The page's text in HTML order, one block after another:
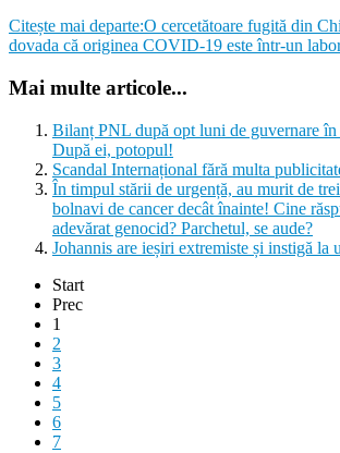
Citește mai departe:O cercetătoare fugită din
dovada că originea COVID-19 este într-un
Mai multe articole...
Bilanț PNL după opt luni de guvernare
După ei, potopul!
Scandal Internațional fără multa
În timpul stării de urgență, au murit de
bolnavi de cancer decât înainte! Cine
adevărat genocid? Parchetul, se aude?
Johannis are ieșiri extremiste și instigă la
Start
Prec
1
2
3
4
5
6
7